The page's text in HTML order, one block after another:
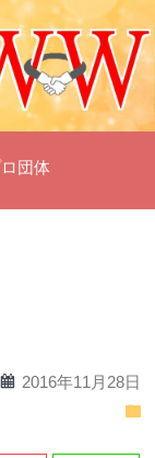
団体
calendar 2016年11月28日
folder